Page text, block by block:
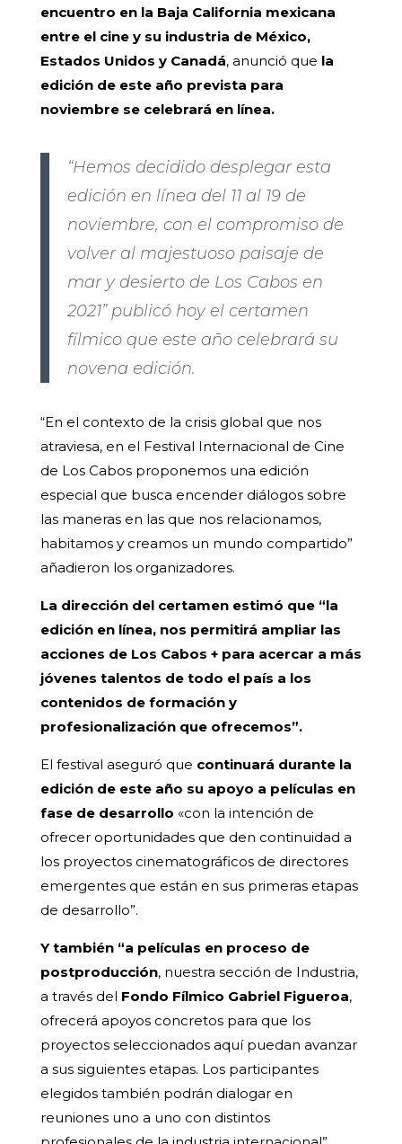
encuentro en la Baja California mexicana
entre el cine y su industria de México,
Estados Unidos y Canadá, anunció que la
edición de este año prevista para
noviembre se celebrará en línea.
“Hemos decidido desplegar esta
edición en línea del 11 al 19 de
noviembre, con el compromiso de
volver al majestuoso paisaje de
mar y desierto de Los Cabos en
2021” publicó hoy el certamen
fílmico que este año celebrará su
novena edición.
“En el contexto de la crisis global que nos
atraviesa, en el Festival Internacional de Cine
de Los Cabos proponemos una edición
especial que busca encender diálogos sobre
las maneras en las que nos relacionamos,
habitamos y creamos un mundo compartido”
añadieron los organizadores.
La dirección del certamen estimó que “la
edición en línea, nos permitirá ampliar las
acciones de Los Cabos + para acercar a más
jóvenes talentos de todo el país a los
contenidos de formación y
profesionalización que ofrecemos”.
El festival aseguró que continuará durante la
edición de este año su apoyo a películas en
fase de desarrollo «con la intención de
ofrecer oportunidades que den continuidad a
los proyectos cinematográficos de directores
emergentes que están en sus primeras etapas
de desarrollo”.
Y también “a películas en proceso de
postproducción, nuestra sección de Industria,
a través del Fondo Fílmico Gabriel Figueroa,
ofrecerá apoyos concretos para que los
proyectos seleccionados aquí puedan avanzar
a sus siguientes etapas. Los participantes
elegidos también podrán dialogar en
reuniones uno a uno con distintos